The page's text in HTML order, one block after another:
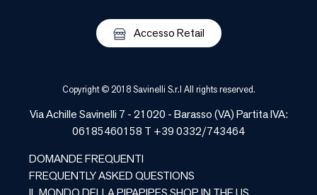
Accesso Retail
Copyright © 2018 Savinelli S.r.l All rights reserved.
Via Achille Savinelli 7 - 21020 -Barasso(VA) Partita IVA:
06185460158 T +39 0332/743464
DOMANDE FREQUENTI
FREQUENTLY ASKED QUESTIONS